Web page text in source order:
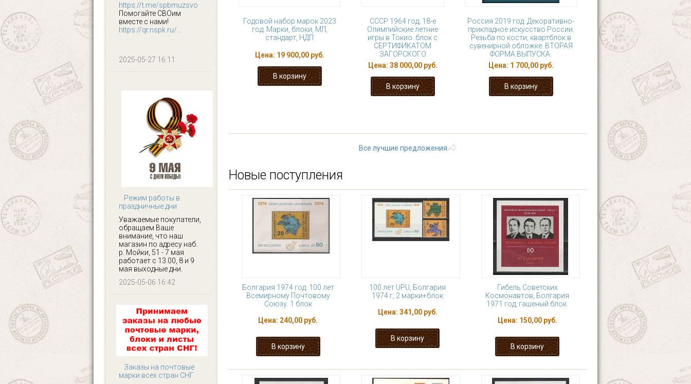
https://t.me/spbmuzsvo
Помогайте СВОим
вместе с нами!
https://qr.nspk.ru/...
2025-05-27 16:11
Режим работы в
праздничные дни
Уважаемые покупатели,
обращаем Ваше
внимание, что наш
магазин по адресу наб.
р. Мойки, 51 - 7 мая
работает с 13.00, 8 и 9
мая выходные дни.
2025-05-06 16:42
Заказы на почтовые
марки всех стран СНГ
Годовой набор марок 2023
год. Марки, блоки, МЛ,
стандарт, НДП
Цена: 19 900,00 руб.
СССР 1964 год, 18-е
Олимпийские летние
игры в Токио. блок с
СЕРТИФИКАТОМ
ЗАГОРСКОГО
Цена: 38 000,00 руб.
Россия 2019 год. Декоративно-
прикладное искусство России.
Резьба по кости, квартблок в
сувенирной обложке. ВТОРАЯ
ФОРМА ВЫПУСКА.
Цена: 1 700,00 руб.
Все лучшие предложения
Новые поступления
Болгария 1974 год. 100 лет
Всемирному Почтовому
Союзу. 1 блок
Цена: 240,00 руб.
100 лет UPU, Болгария
1974 г, 2 марки+блок
Цена: 341,00 руб.
Гибель Советских
Космонавтов, Болгария
1971 год, гашеный блок.
Цена: 150,00 руб.